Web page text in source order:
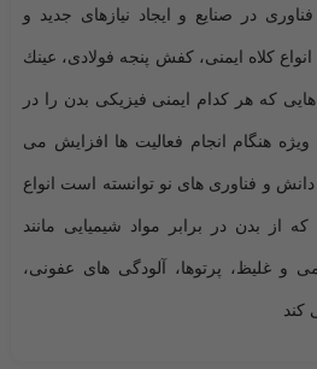
در صنایع و ایجاد نیازهای جدید و
كلاه ایمنی، كفش پنجه فولادی، عینك
كه هر کدام ایمنی فیزیكی بدن را در
هنگام انجام فعالیت ها افزایش می
و فناوری های نو توانسته است انواع
از بدن در برابر مواد شیمیایی مانند
و غلیظ، پرتوها، آلودگی های عفونی،
کند